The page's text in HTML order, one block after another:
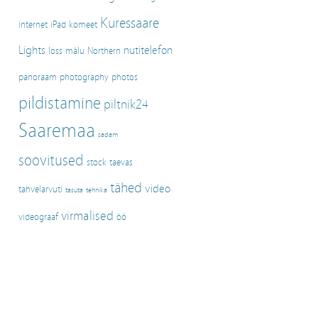
internet iPad komeet Kuressaare
Lights loss mälu Northern nutitelefon
panoraam photography photos
pildistamine piltnik24
Saaremaa sadam
soovitused stock taevas
tahvelarvuti tasuta tehnika tähed video
videograaf virmalised öö